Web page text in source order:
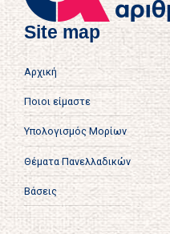
Site map
Αρχική
Ποιοι είμαστε
Υπολογισμός Μορίων
Θέματα Πανελλαδικών
Βάσεις